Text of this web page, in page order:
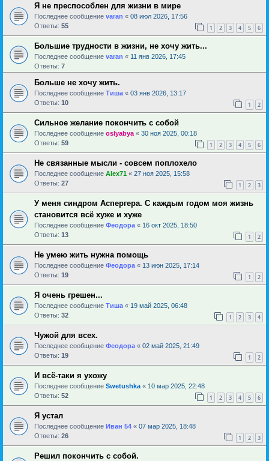
Я не преспособлен для жизни в мире
Последнее сообщение varan « 08 июл 2026, 17:56
Ответы: 55 1 2 3 4 5 6
Большие трудности в жизни, не хочу жить...
Последнее сообщение varan « 11 янв 2026, 17:45
Ответы: 7
Больше не хочу жить.
Последнее сообщение Тиша « 03 янв 2026, 13:17
Ответы: 10 1 2
Сильное желание покончить с собой
Последнее сообщение oslyabya « 30 ноя 2025, 00:18
Ответы: 59 1 2 3 4 5 6
Не связанные мысли - совсем поплохело
Последнее сообщение Alex71 « 27 ноя 2025, 15:58
Ответы: 27 1 2 3
У меня синдром Аспергера. С каждым годом моя жизнь
становится всё хуже и хуже
Последнее сообщение Феодора « 16 окт 2025, 18:50
Ответы: 13 1 2
Не умею жить нужна помощь
Последнее сообщение Феодора « 13 июн 2025, 17:14
Ответы: 19 1 2
Я очень грешен...
Последнее сообщение Тиша « 19 май 2025, 06:48
Ответы: 32 1 2 3 4
Чужой для всех.
Последнее сообщение Феодора « 02 май 2025, 21:49
Ответы: 19 1 2
И всё-таки я ухожу
Последнее сообщение Swetushka « 10 мар 2025, 22:48
Ответы: 52 1 2 3 4 5 6
Я устал
Последнее сообщение Иван 54 « 07 мар 2025, 18:48
Ответы: 26 1 2 3
Решил покончить с собой.